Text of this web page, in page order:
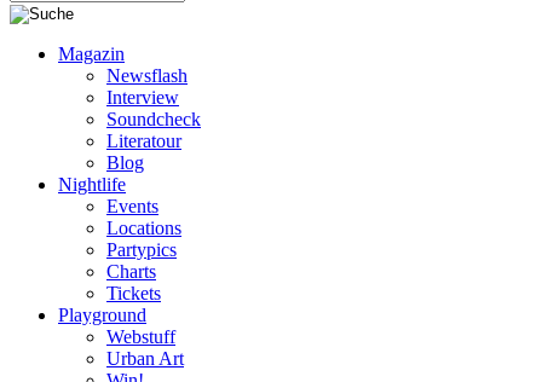
Magazin
Newsflash
Interview
Soundcheck
Literatour
Blog
Nightlife
Events
Locations
Partypics
Charts
Tickets
Playground
Webstuff
Urban Art